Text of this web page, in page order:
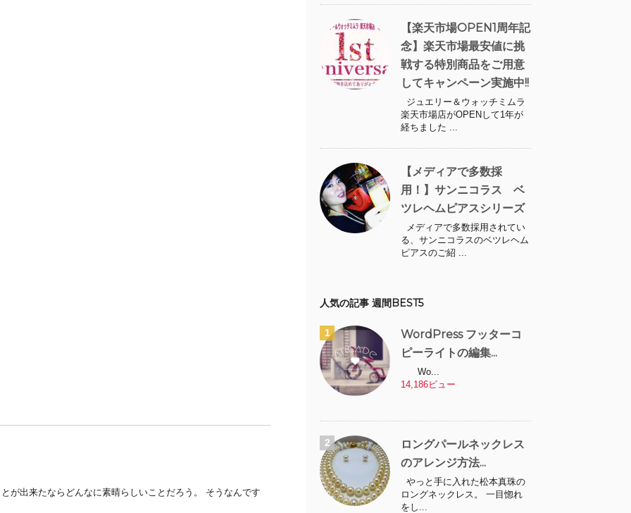
が出来たならどんなに素晴らしいことだろう。 そうなんです
【楽天市場OPEN1周年記
念】楽天市場最安値に挑
戦する特別商品をご用意
してキャンペーン実施中!!
ジュエリー＆ウォッチミムラ
楽天市場店がOPENして1年が
経ちました ...
【メディアで多数採
用！】サンニコラス ベ
ツレヘムピアスシリーズ
メディアで多数採用されてい
る、サンニコラスのベツレヘム
ピアスのご紹 ...
人気の記事 週間BEST5
WordPress フッターコ
ピーライトの編集...
Wo...
14,186ビュー
ロングパールネックレス
のアレンジ方法...
やっと手に入れた松本真珠の
ロングネックレス。 一目惚れ
をし...